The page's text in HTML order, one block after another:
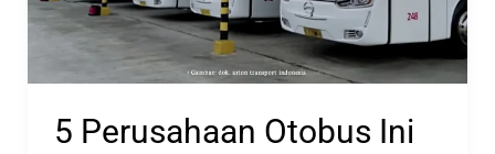
5 Perusahaan Otobus Ini